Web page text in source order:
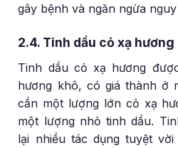
gây bệnh và ngăn ngừa
2.4. Tinh dầu cỏ xạ
Tinh dầu cỏ xạ hương
hương khô, có giá thành ở
cần một lượng lớn cỏ xạ
một lượng nhỏ tinh dầu.
lại nhiều tác dụng tuyệt